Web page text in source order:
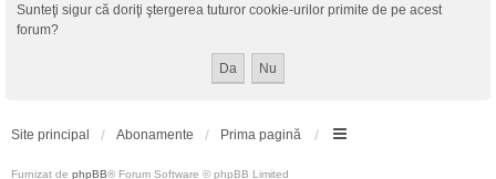
Sunteţi sigur că doriţi ştergerea tuturor cookie-urilor primite de pe acest
forum?
Site principal Abonamente Prima pagină
Furnizat de phpBB® Forum Software © phpBB Limited